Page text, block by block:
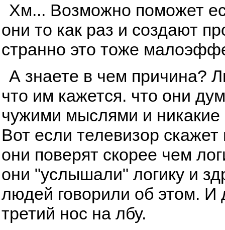
Хм... Возможно поможет
они то как раз и создают
странно это тоже
А знаете в чем причина?
что им кажется. что они
чужими мыслями и никакие
Вот если телевизор скажет
они поверят скорее чем
они "услышали" логику и
людей говорили об этом.
третий нос на лбу.